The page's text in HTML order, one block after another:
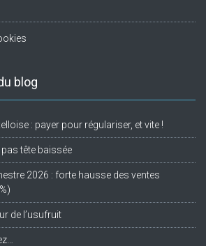
blog
: payer pour régulariser, et vite !
tête baissée
2026 : forte hausse des ventes
de l’usufruit